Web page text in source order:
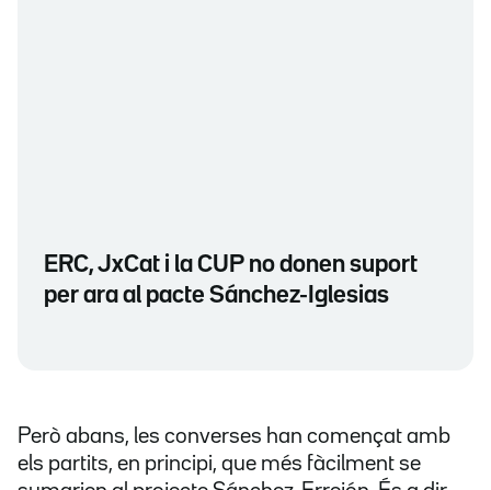
ERC, JxCat i la CUP no donen suport
per ara al pacte Sánchez-Iglesias
Però abans, les converses han començat amb
els partits, en principi, que més fàcilment se